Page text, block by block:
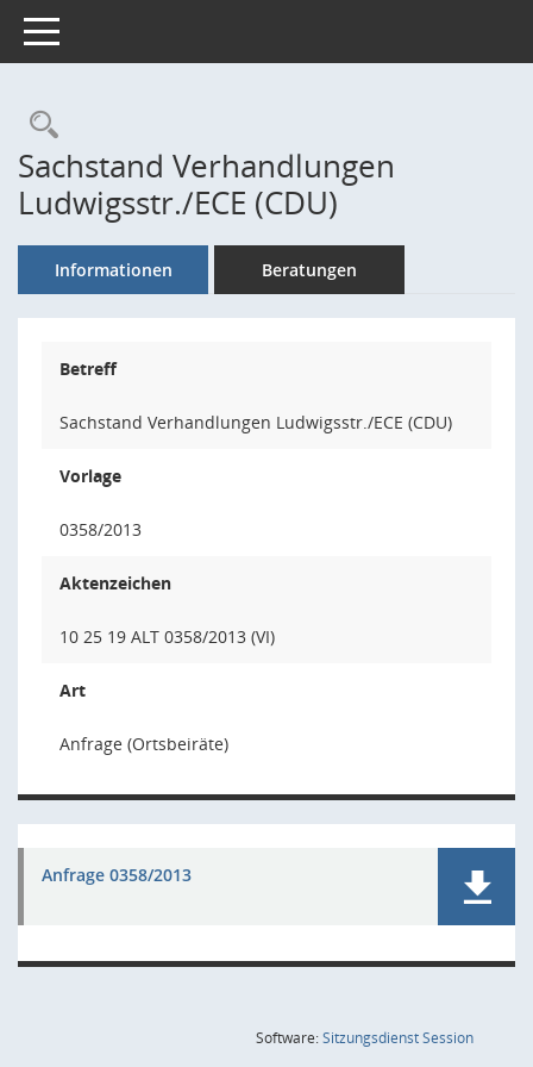
Toggle navigation
Rechercheauswahl
Sachstand Verhandlungen
Ludwigsstr./ECE (CDU)
Informationen Beratungen
Betreff
Sachstand Verhandlungen Ludwigsstr./ECE (CDU)
Vorlage
0358/2013
Aktenzeichen
10 25 19 ALT 0358/2013 (VI)
Art
Anfrage (Ortsbeiräte)
Anfrage 0358/2013
Software:SitzungsdienstSession(Wird in